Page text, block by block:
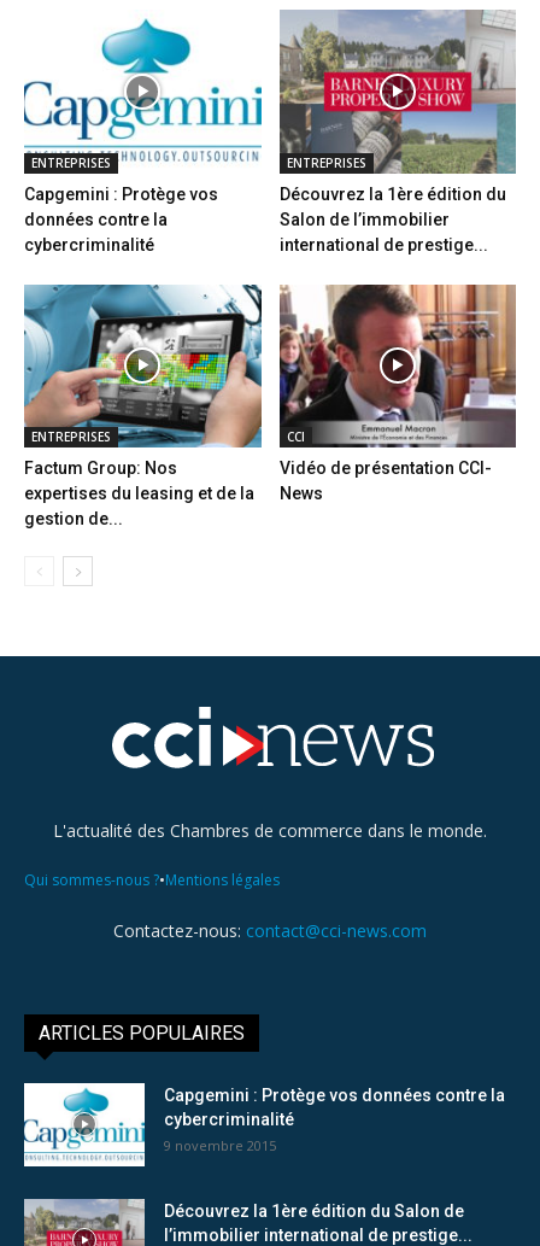
ENTREPRISES
Capgemini : Protège vos
données contre la
cybercriminalité
ENTREPRISES
Découvrez la 1ère édition du
Salon de l’immobilier
international de prestige...
ENTREPRISES
Factum Group: Nos
expertises du leasing et de la
gestion de...
CCI
Vidéo de présentation CCI-
News
L'actualité des Chambres de commerce dans le monde.
Qui sommes-nous ?•Mentions légales
Contactez-nous: contact@cci-news.com
ARTICLES POPULAIRES
Capgemini : Protège vos données contre la
cybercriminalité
9 novembre 2015
Découvrez la 1ère édition du Salon de
l’immobilier international de prestige...